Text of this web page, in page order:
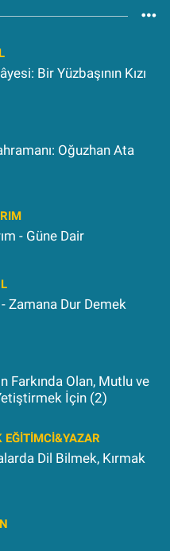
Bir Yüzbaşının Kızı
Oğuzhan Ata
- Güne Dair
Zamana Dur Demek
Farkında Olan, Mutlu ve
İçin (2)
Dil Bilmek, Kırmak